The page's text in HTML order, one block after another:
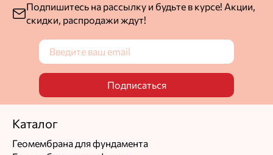
Подпишитесь на рассылку и будьте в курсе! Акции,
скидки, распродажи ждут!
Подписаться
Каталог
Геомембрана для фундамента